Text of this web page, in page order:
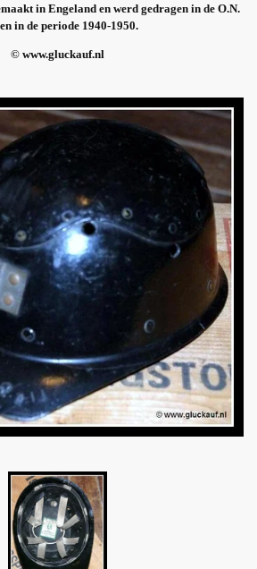
in Engeland en werd gedragen in de O.N.
in de periode 1940-1950.
© www.gluckauf.nl